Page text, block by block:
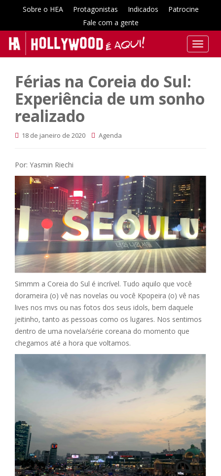
Sobre o HEA Protagonistas Indicados
Patrocine
Fale com a gente
T
o
e
n
Férias na Coreia do Sul:
Experiência de um sonho
realizado
18 de janeiro de 2020 Agenda
Por: Yasmin Riechi
Simmm a Coreia do Sul é incrível. Tudo aquilo que você
dorameira (o) vê nas novelas ou você Kpopeira (o) vê nas
lives nos mvs ou nas fotos dos seus idols, bem daquele
jeitinho, tanto as pessoas como os lugares. Nos sentimos
dentro de uma novela/série coreana do momento que
chegamos até a hora que voltamos.